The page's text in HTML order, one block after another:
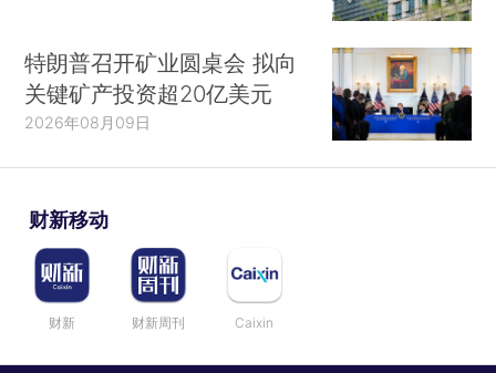
特朗普召开矿业圆桌会 拟向
关键矿产投资超20亿美元
2026年08月09日
财新移动
财新 财新周刊 Caixin